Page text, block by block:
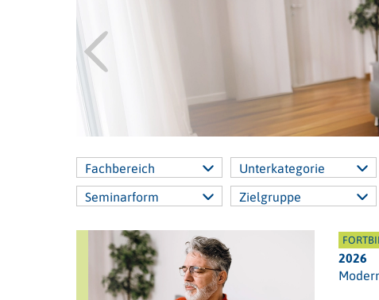
Fachbereich Unterkategorie
Seminarform
Zielgruppe
2026